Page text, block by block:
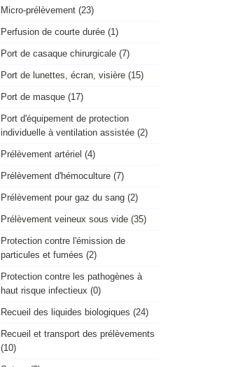
Micro-prélèvement (23)
Perfusion de courte durée (1)
Port de casaque chirurgicale (7)
Port de lunettes, écran, visière (15)
Port de masque (17)
Port d'équipement de protection
individuelle à ventilation assistée (2)
Prélèvement artériel (4)
Prélèvement d'hémoculture (7)
Prélèvement pour gaz du sang (2)
Prélèvement veineux sous vide (35)
Protection contre l'émission de
particules et fumées (2)
Protection contre les pathogènes à
haut risque infectieux (0)
Recueil des liquides biologiques (24)
Recueil et transport des prélèvements
(10)